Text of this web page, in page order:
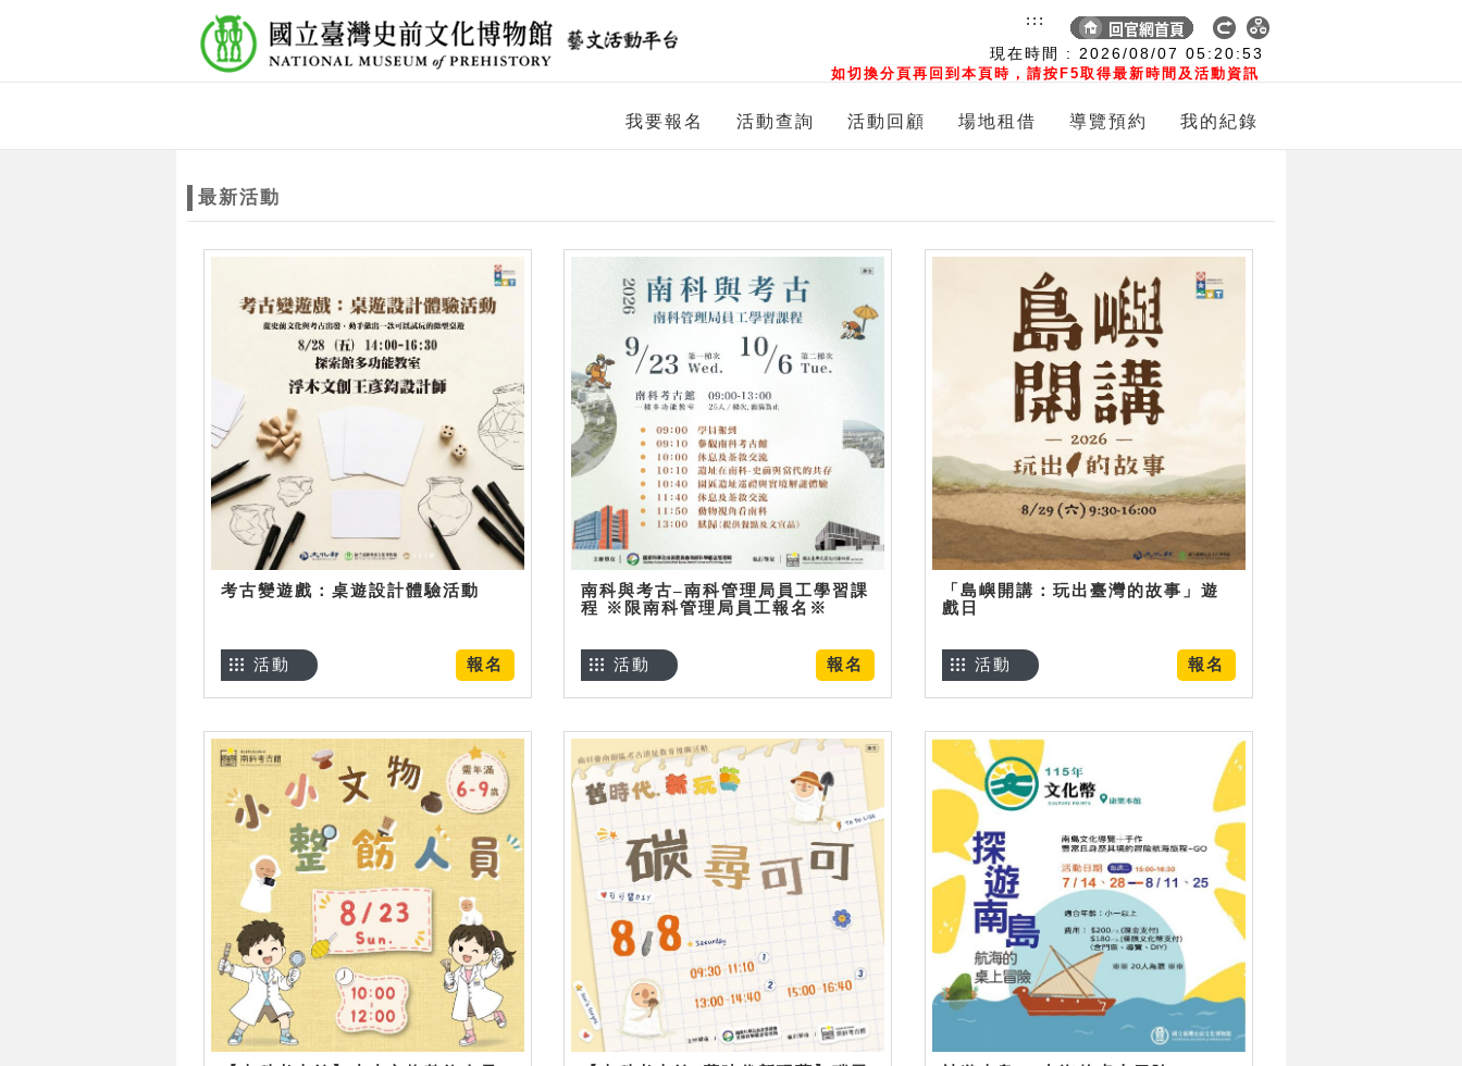
現在時間 : 2026/08/07 05:20:54
如切換分頁再回到本頁時，請按F5取得最新時間及活動資訊
:::
我要報名 活動查詢 活動回顧 場地租借 導覽預約 我的紀錄
最新活動
考古變遊戲：桌遊設計體驗活動
報名
活動
南科與考古–南科管理局員工學習課
程 ※限南科管理局員工報名※
報名
活動
「島嶼開講：玩出臺灣的故事」遊
戲日
報名
活動